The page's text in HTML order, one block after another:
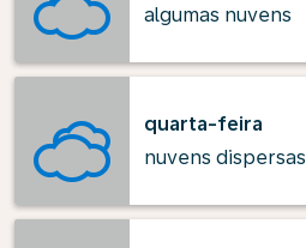
algumas nuvens
quarta-feira
nuvens dispersas